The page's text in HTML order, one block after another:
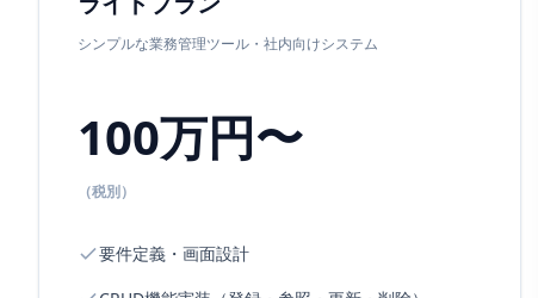
シンプルな業務管理ツール・社内向けシステム
100万円〜
（税別）
要件定義・画面設計